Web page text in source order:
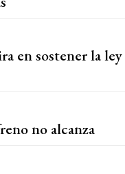
en sostener la
no alcanza